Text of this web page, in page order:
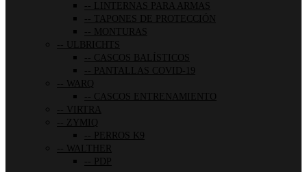
LINTERNAS PARA ARMAS
TAPONES DE PROTECCIÓN
MONTURAS
ULBRICHTS
CASCOS BALÍSTICOS
PANTALLAS COVID-19
WARQ
CASCOS ENTRENAMIENTO
VIRTRA
ZYMIQ
PERROS K9
WALTHER
PDP